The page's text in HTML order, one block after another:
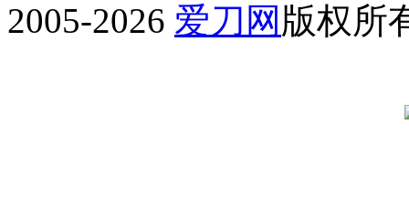
2005-2026 爱刀网 版权所